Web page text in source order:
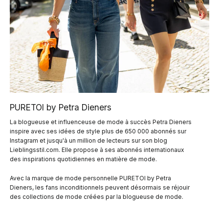
PURETOI by Petra Dieners
La blogueuse et influenceuse de mode à succès Petra Dieners
inspire avec ses idées de style plus de 650 000 abonnés sur
Instagram et jusqu'à un million de lecteurs sur son blog
Lieblingsstil.com. Elle propose à ses abonnés internationaux
des inspirations quotidiennes en matière de mode.
Avec la marque de mode personnelle PURETOI by Petra
Dieners, les fans inconditionnels peuvent désormais se réjouir
des collections de mode créées par la blogueuse de mode.